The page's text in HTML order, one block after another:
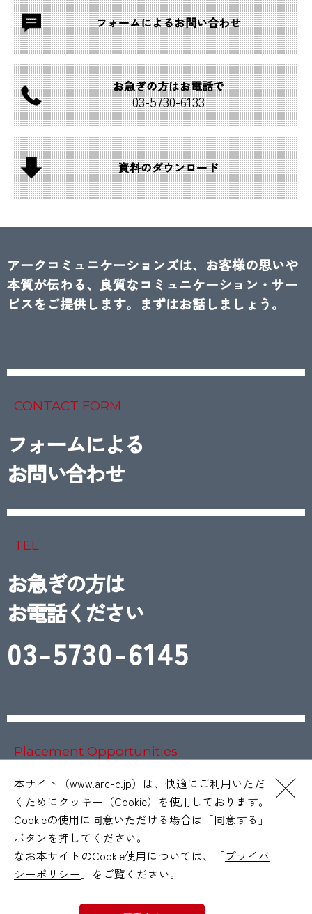
フォームによるお問い合わせ
お急ぎの方はお電話で
03-5730-6133
資料のダウンロード
アークコミュニケーションズは、お客様の思いや
本質が伝わる、良質なコミュニケーション・サー
ビスをご提供します。まずはお話しましょう。
CONTACT FORM
フォームによる
お問い合わせ
TEL
お急ぎの方は
お電話ください
03-5730-6145
Placement Opportunities
お仕事をお探しの方へ
サイトマップ
利用規約
本サイト（www.arc-c.jp）は、快適にご利用いただ
くためにクッキー（Cookie）を使用しております。
Cookieの使用に同意いただける場合は「同意する」
ボタンを押してください。
なお本サイトのCookie使用については、「プライバ
シーポリシー 」をご覧ください。